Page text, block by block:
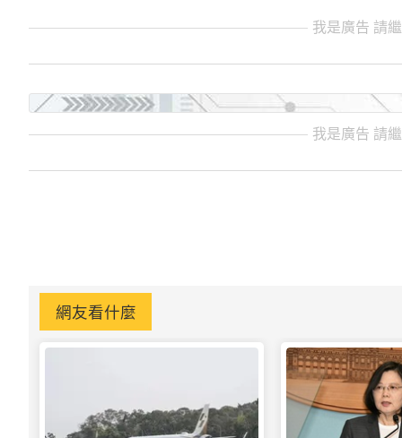
我是廣告 請
我是廣告 請
網友看什麼